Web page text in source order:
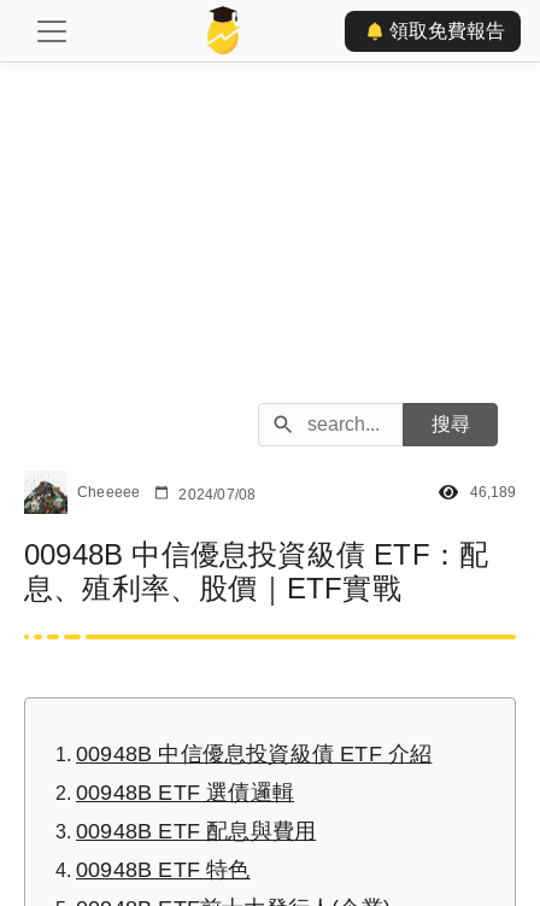
領取免費報告
Cheeeee 2024/07/08 46,189
00948B 中信優息投資級債 ETF：配
息、殖利率、股價｜ETF實戰
00948B 中信優息投資級債 ETF 介紹
00948B ETF 選債邏輯
00948B ETF 配息與費用
00948B ETF 特色